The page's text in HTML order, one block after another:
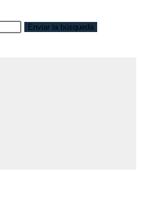
Enviar la búsqueda